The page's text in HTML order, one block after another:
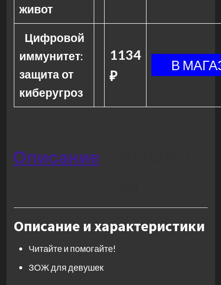
живот
Цифровой
иммунитет:
защита от
киберугроз
1134
₽
Описание
Описание и характеристики
Читайте и помогайте!
ЗОЖ для девушек